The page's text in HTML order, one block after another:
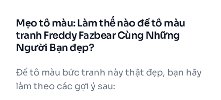
Mẹo tô màu: Làm thế nào để tô màu
tranh Freddy Fazbear Cùng Những
Người Bạn đẹp?
Để tô màu bức tranh này thật đẹp, bạn hãy
làm theo các gợi ý sau: